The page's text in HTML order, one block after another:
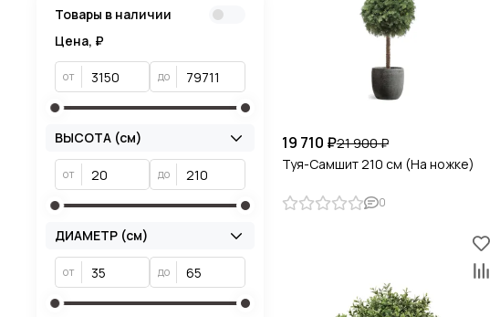
19 710 ₽21 900 ₽
Туя-Самшит 210 см (На ножке)
0
Товары в наличии
Цена, ₽
от до
ВЫСОТА (см)
от до
ДИАМЕТР (см)
от до